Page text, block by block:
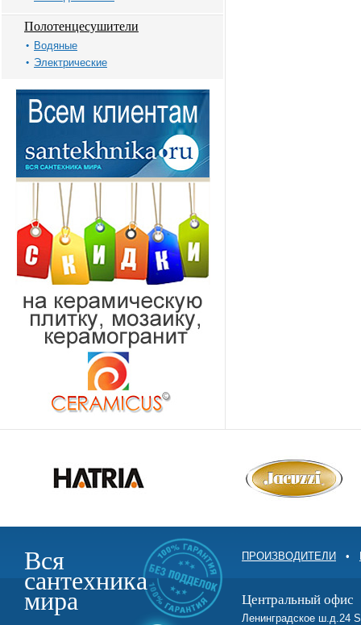
Полотенцесушители
Водяные
Электрические
Вся
сантехника
мира
ПРОИЗВОДИТЕЛИ •
Центральный офис
Ленинградское ш.д.24